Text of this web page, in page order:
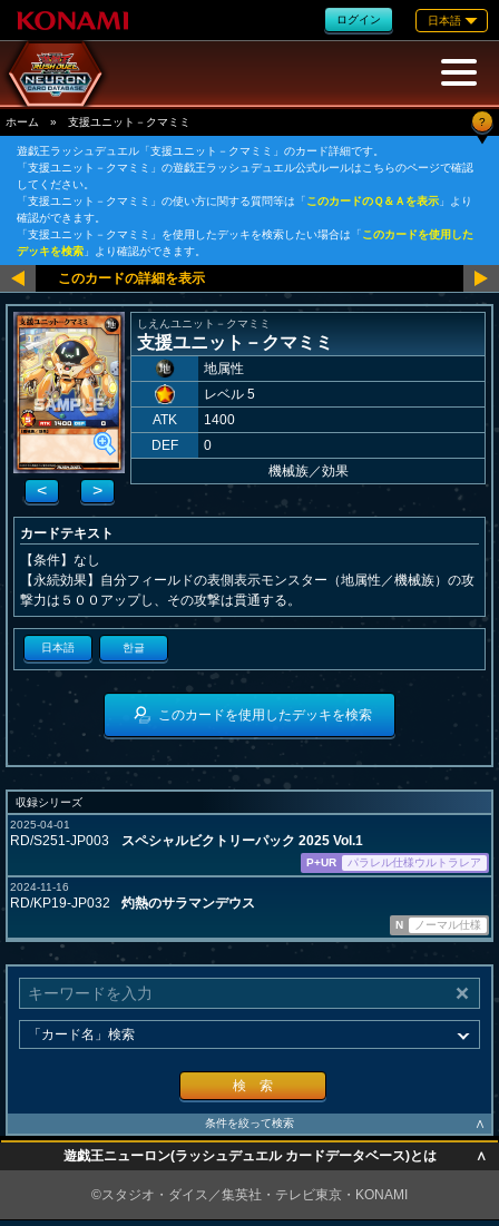
ログイン 日本語
ホーム » 支援ユニット－クマミミ ?
遊戯王ラッシュデュエル「支援ユニット－クマミミ」のカード詳細です。
「支援ユニット－クマミミ」の遊戯王ラッシュデュエル公式ルールはこちらのページで確認
してください。
「支援ユニット－クマミミ」の使い方に関する質問等は「このカードのＱ＆Ａを表示 」より
確認ができます。
「支援ユニット－クマミミ」を使用したデッキを検索したい場合は「このカードを使用した
デッキを検索 」より確認ができます。
< >
しえんユニット－クマミミ
支援ユニット－クマミミ
地属性
レベル 5
ATK
1400
DEF
0
機械族／効果
カードテキスト
【条件】なし
【永続効果】自分フィールドの表側表示モンスター（地属性／機械族）の攻
撃力は５００アップし、その攻撃は貫通する。
日本語 한글
このカードを使用したデッキを検索
収録シリーズ
2025-04-01
RD/S251-JP003 スペシャルビクトリーパック 2025 Vol.1
P+UR
パラレル仕様ウルトラレア
2024-11-16
RD/KP19-JP032 灼熱のサラマンデウス
N ノーマル仕様
検 索
条件を絞って検索 ∧
遊戯王ニューロン(ラッシュデュエル カードデータベース)とは ∧
©スタジオ・ダイス／集英社・テレビ東京・KONAMI